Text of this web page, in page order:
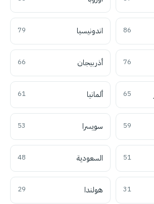
86 اندونيسيا 79
76 أذربيجان 66
65 ألمانيا 61
59 سويسرا 53
51 السعودية 48
31 هولندا 29